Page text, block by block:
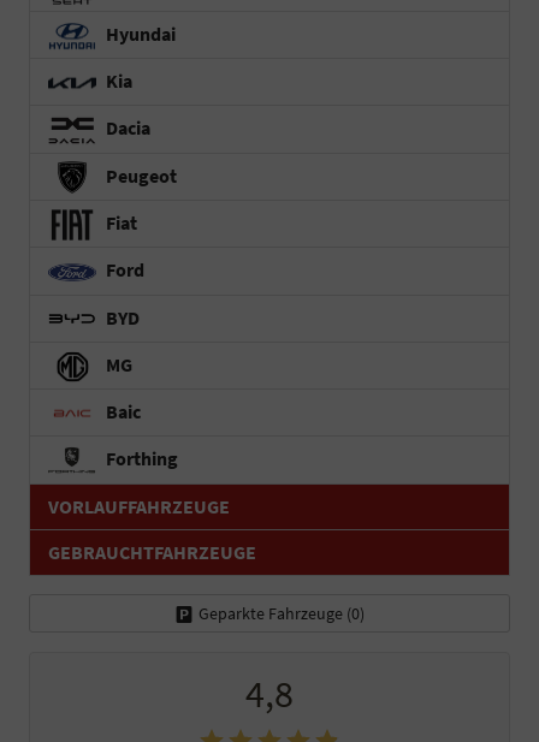
Hyundai
Kia
Dacia
Peugeot
Fiat
Ford
BYD
MG
Baic
Forthing
VORLAUFFAHRZEUGE
GEBRAUCHTFAHRZEUGE
Geparkte Fahrzeuge (0)
4,8